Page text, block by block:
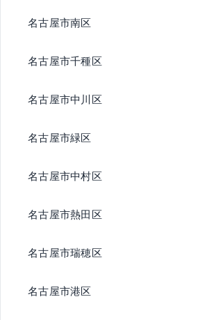
名古屋市南区
名古屋市千種区
名古屋市中川区
名古屋市緑区
名古屋市中村区
名古屋市熱田区
名古屋市瑞穂区
名古屋市港区